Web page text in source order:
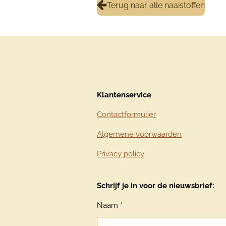
Terug naar alle naaistoffen
Klantenservice
Contactformulier
Algemene voorwaarden
Privacy policy
Schrijf je in voor de nieuwsbrief:
Naam *